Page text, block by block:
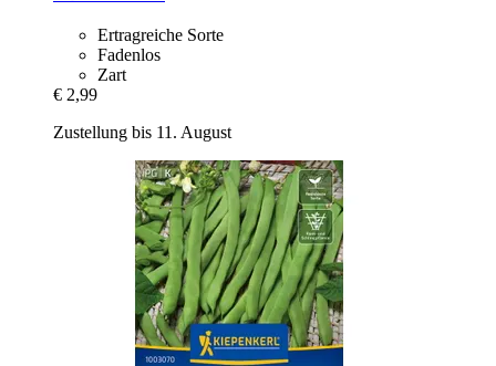
Ertragreiche Sorte
Fadenlos
Zart
€ 2,99
Zustellung bis 11. August